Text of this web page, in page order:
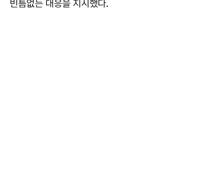
빈틈없는 대응을 지시했다.